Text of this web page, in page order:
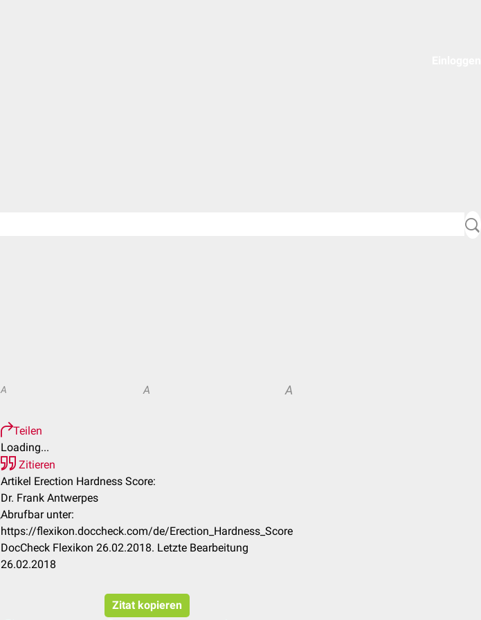
A A A
Teilen
Loading...
Zitieren
Artikel Erection Hardness Score:
Dr. Frank Antwerpes
Abrufbar unter:
https://flexikon.doccheck.com/de/Erection_Hardness_Score
DocCheck Flexikon 26.02.2018. Letzte Bearbeitung
26.02.2018
Zitat kopieren